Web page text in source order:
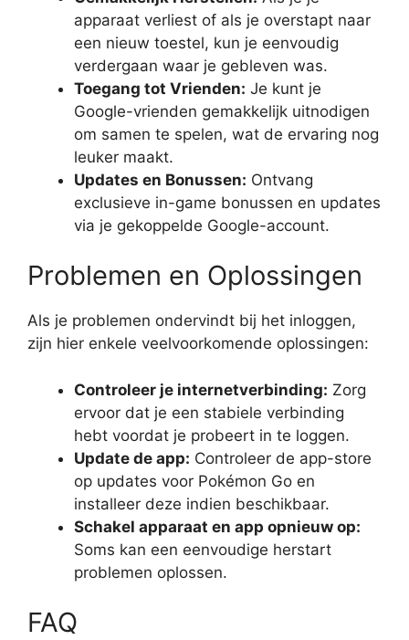
apparaat verliest of als je overstapt naar
een nieuw toestel, kun je eenvoudig
verdergaan waar je gebleven was.
Toegang tot Vrienden: Je kunt je
Google-vrienden gemakkelijk uitnodigen
om samen te spelen, wat de ervaring nog
leuker maakt.
Updates en Bonussen: Ontvang
exclusieve in-game bonussen en updates
via je gekoppelde Google-account.
Problemen en Oplossingen
Als je problemen ondervindt bij het inloggen,
zijn hier enkele veelvoorkomende oplossingen:
Controleer je internetverbinding: Zorg
ervoor dat je een stabiele verbinding
hebt voordat je probeert in te loggen.
Update de app: Controleer de app-store
op updates voor Pokémon Go en
installeer deze indien beschikbaar.
Schakel apparaat en app opnieuw op:
Soms kan een eenvoudige herstart
problemen oplossen.
FAQ